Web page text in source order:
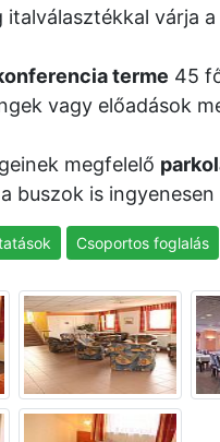
italválasztékkal várja
terme 45
vagy előadások
megfelelő
buszok is
Csoportos foglalás